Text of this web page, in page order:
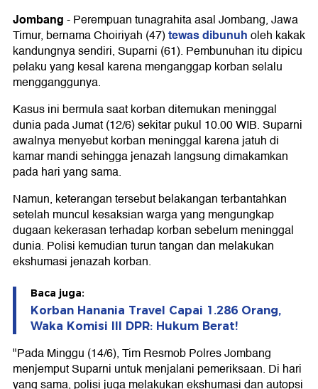
Jombang-Perempuan tunagrahita asal Jombang, Jawa
Timur, bernama Choiriyah (47)tewas dibunuholeh kakak
kandungnya sendiri, Suparni (61). Pembunuhan itu dipicu
pelaku yang kesal karena menganggap korban selalu
mengganggunya.
Kasus ini bermula saat korban ditemukan meninggal
dunia pada Jumat (12/6) sekitar pukul 10.00 WIB. Suparni
awalnya menyebut korban meninggal karena jatuh di
kamar mandi sehingga jenazah langsung dimakamkan
pada hari yang sama.
Namun, keterangan tersebut belakangan terbantahkan
setelah muncul kesaksian warga yang mengungkap
dugaan kekerasan terhadap korban sebelum meninggal
dunia. Polisi kemudian turun tangan dan melakukan
ekshumasi jenazah korban.
Baca juga:
Korban Hanania Travel Capai 1.286 Orang,
Waka Komisi III DPR: Hukum Berat!
"Pada Minggu (14/6), Tim Resmob Polres Jombang
menjemput Suparni untuk menjalani pemeriksaan. Di hari
yang sama, polisi juga melakukan ekshumasi dan autopsi